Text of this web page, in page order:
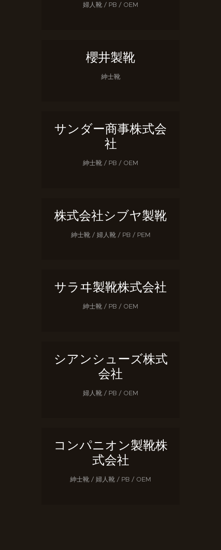
婦人靴 / PB / OEM
櫻井製靴
紳士靴
サンダー商事株式会
社
紳士靴 / PB / OEM
株式会社シブヤ製靴
紳士靴 / 婦人靴 / PB / PEM
サラヰ製靴株式会社
紳士靴 / PB / OEM
シアンシューズ株式
会社
婦人靴 / PB / OEM
コンパニオン製靴株
式会社
紳士靴 / 婦人靴 / PB / OEM